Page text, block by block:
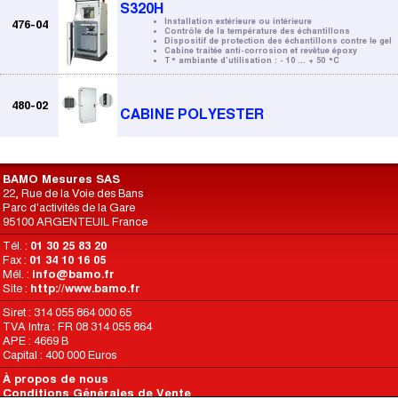
476-04
S320H
Installation extérieure ou intérieure
Contrôle de la température des échantillons
Dispositif de protection des échantillons contre le gel
Cabine traitée anti-corrosion et revêtue époxy
T° ambiante d’utilisation : - 10 ... + 50 °C
480-02
CABINE POLYESTER
BAMO Mesures SAS
22, Rue de la Voie des Bans
Parc d'activités de la Gare
95100 ARGENTEUIL France
Tél. : 01 30 25 83 20
Fax : 01 34 10 16 05
Mél. : info@bamo.fr
Site : http://www.bamo.fr
Siret : 314 055 864 000 65
TVA Intra : FR 08 314 055 864
APE : 4669 B
Capital : 400 000 Euros
À propos de nous
Conditions Générales de Vente